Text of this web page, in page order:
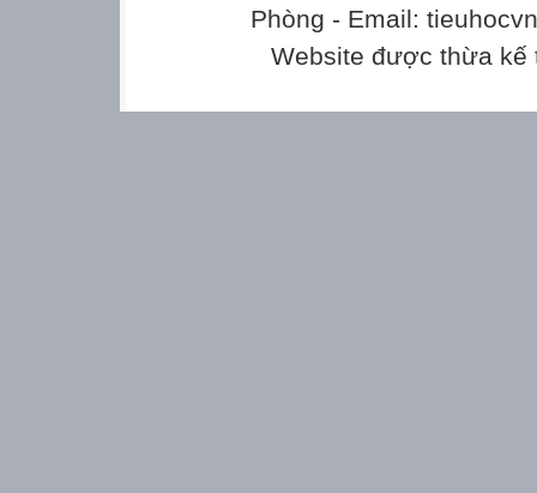
Phòng - Email:
Website được thừa